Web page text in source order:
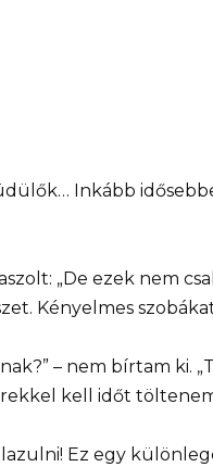
Inkább
„De ezek nem
Kényelmes
– nem bírtam ki.
kell időt
Ez egy